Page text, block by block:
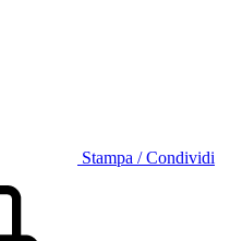
Stampa / Condividi